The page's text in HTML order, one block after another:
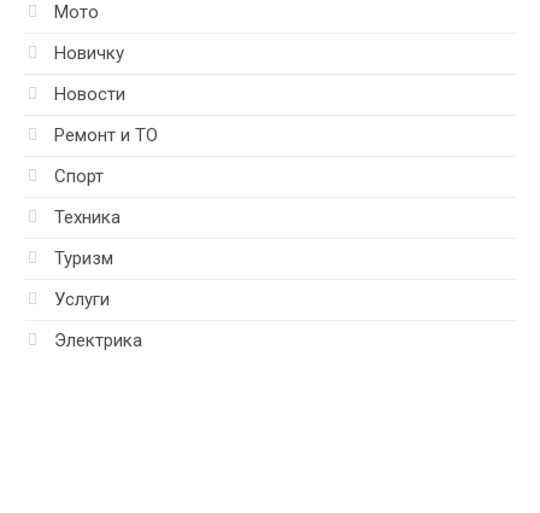
Мото
Новичку
Новости
Ремонт и ТО
Спорт
Техника
Туризм
Услуги
Электрика